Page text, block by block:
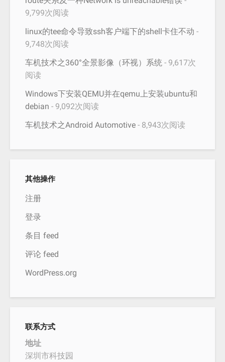
9,799次阅读
linux的tee命令导致ssh客户端下的shell卡住不动 -
9,748次阅读
车机技术之360°全景影像（环视）系统 - 9,617次
阅读
Windows下安装QEMU并在qemu上安装ubuntu和
debian - 9,092次阅读
车机技术之Android Automotive - 8,943次阅读
其他操作
注册
登录
条目 feed
评论 feed
WordPress.org
联系方式
地址
深圳市科技园